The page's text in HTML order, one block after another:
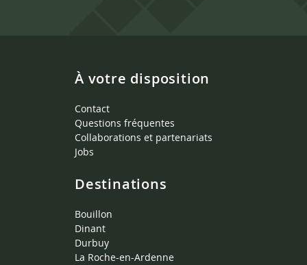
À votre disposition
Contact
Questions fréquentes
Collaborations et partenariats
Jobs
Destinations
Bouillon
Dinant
Durbuy
La Roche-en-Ardenne